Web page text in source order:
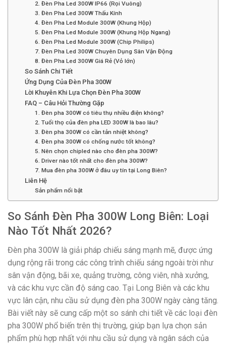
2. Đèn Pha Led 300W IP66 (Rọi Vuông)
3. Đèn Pha Led 300W Thấu Kính
4. Đèn Pha Led Module 300W (Khung Hộp)
5. Đèn Pha Led Module 300W (Khung Hộp Ngang)
6. Đèn Pha Led Module 300W (Chip Philips)
7. Đèn Pha Led 300W Chuyên Dụng Sân Vận Động
8. Đèn Pha Led 300W Giá Rẻ (Vỏ lớn)
So Sánh Chi Tiết
Ứng Dụng Của Đèn Pha 300W
Lời Khuyên Khi Lựa Chọn Đèn Pha 300W
FAQ – Câu Hỏi Thường Gặp
1. Đèn pha 300W có tiêu thụ nhiều điện không?
2. Tuổi thọ của đèn pha LED 300W là bao lâu?
3. Đèn pha 300W có cần tản nhiệt không?
4. Đèn pha 300W có chống nước tốt không?
5. Nên chọn chipled nào cho đèn pha 300W?
6. Driver nào tốt nhất cho đèn pha 300W?
7. Mua đèn pha 300W ở đâu uy tín tại Long Biên?
Liên Hệ
Sản phẩm nổi bật
So Sánh Đèn Pha 300W Long Biên: Loại
Nào Tốt Nhất 2026?
Đèn pha 300W là giải pháp chiếu sáng mạnh mẽ, được ứng
dụng rộng rãi trong các công trình chiếu sáng ngoài trời như
sân vận động, bãi xe, quảng trường, công viên, nhà xưởng,
và các khu vực cần độ sáng cao. Tại Long Biên và các khu
vực lân cận, nhu cầu sử dụng đèn pha 300W ngày càng tăng.
Bài viết này sẽ cung cấp một so sánh chi tiết về các loại đèn
pha 300W phổ biến trên thị trường, giúp bạn lựa chọn sản
phẩm phù hợp nhất với nhu cầu sử dụng và ngân sách của